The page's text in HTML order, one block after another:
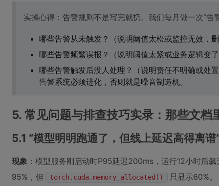
实操心得：告警规则不是写完就扔。我们每月做一次“告
哪些告警从未触发？（说明阈值太松或监控无效，
哪些告警频繁误报？（说明阈值太紧或业务逻辑变
哪些告警触发后没人处理？（说明责任不明确或处
告警系统必须进化，否则就是噪音制造机。
5. 常见问题与排查技巧实录：那些文档
5.1 “模型明明跑通了，但线上延迟高得离
现象 ：模型服务刚启动时P95延迟200ms，运行12小时后
95%，但
torch.cuda.memory_allocated()
只显示60%。